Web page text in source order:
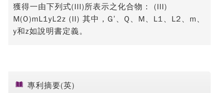
獲得一由下列式(III)所表示之化合物： (III)
M(O)mL1yL2z (II) 其中，G’、Q、M、L1、L2、m、
y和z如說明書定義。
專利摘要(英)